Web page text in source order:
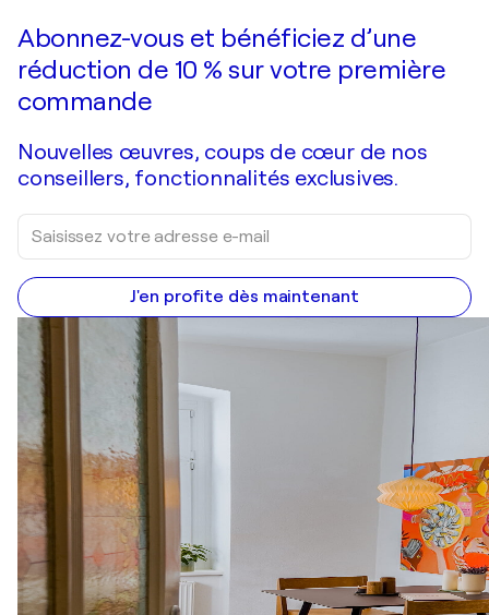
Je passe commande
Abonnez-vous et bénéficiez d’une
réduction de 10 % sur votre première
commande
Nouvelles œuvres, coups de cœur de nos
conseillers, fonctionnalités exclusives.
J'en profite dès maintenant